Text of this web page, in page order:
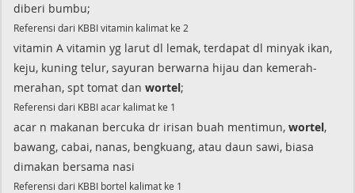
diberi bumbu;
Referensi dari KBBI vitamin kalimat ke 2
vitamin A vitamin yg larut dl lemak, terdapat dl minyak ikan,
keju, kuning telur, sayuran berwarna hijau dan kemerah-
merahan, spt tomat dan wortel;
Referensi dari KBBI acar kalimat ke 1
acar n makanan bercuka dr irisan buah mentimun, wortel,
bawang, cabai, nanas, bengkuang, atau daun sawi, biasa
dimakan bersama nasi
Referensi dari KBBI bortel kalimat ke 1